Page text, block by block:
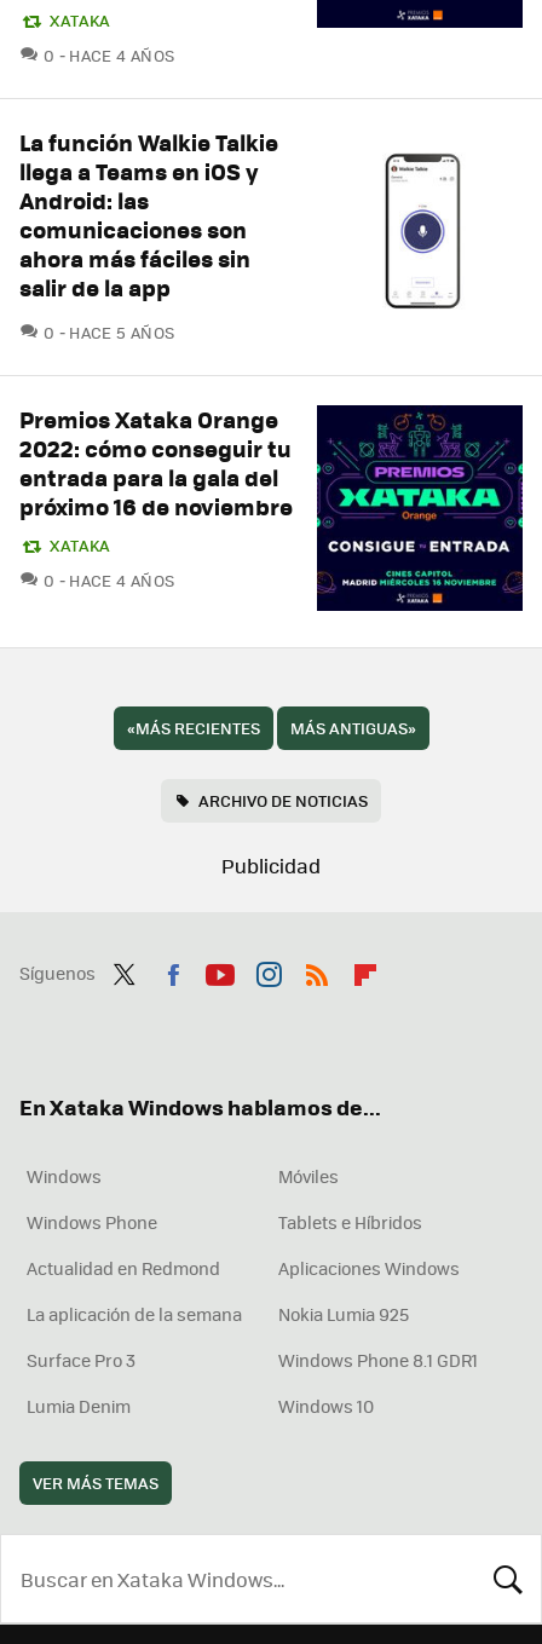
XATAKA
0 COMENTARIOS
HACE 4 AÑOS
La función Walkie Talkie
llega a Teams en iOS y
Android: las
comunicaciones son
ahora más fáciles sin
salir de la app
0 COMENTARIOS
HACE 5 AÑOS
Premios Xataka Orange
2022: cómo conseguir tu
entrada para la gala del
próximo 16 de noviembre
XATAKA
0 COMENTARIOS
HACE 4 AÑOS
«MÁS RECIENTES MÁS ANTIGUAS»
ARCHIVO DE NOTICIAS
Síguenos
En Xataka Windows hablamos de...
Windows
Móviles
Windows Phone
Tablets e Híbridos
Actualidad en Redmond
Aplicaciones Windows
La aplicación de la semana
Nokia Lumia 925
Surface Pro 3
Windows Phone 8.1 GDR1
Lumia Denim
Windows 10
VER MÁS TEMAS